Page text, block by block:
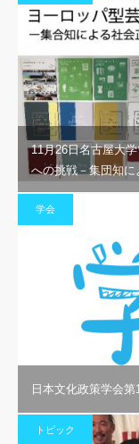
11月26日名古屋大
への挑戦－集団知
学会
日本文化政策学会
トピック